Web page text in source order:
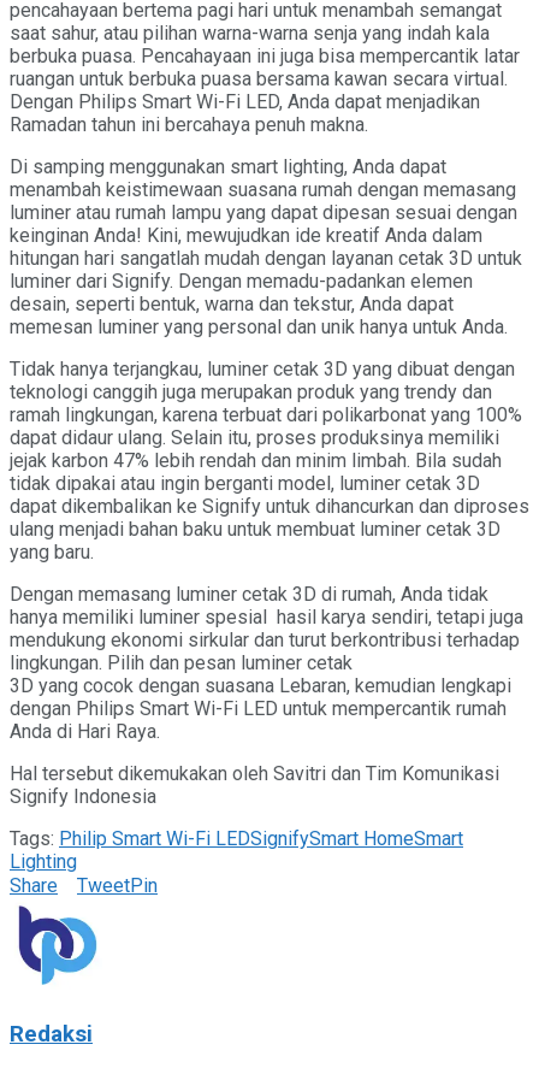
pencahayaan bertema pagi hari untuk menambah semangat
saat sahur, atau pilihan warna-warna senja yang indah kala
berbuka puasa. Pencahayaan ini juga bisa mempercantik latar
ruangan untuk berbuka puasa bersama kawan secara virtual.
Dengan Philips Smart Wi-Fi LED, Anda dapat menjadikan
Ramadan tahun ini bercahaya penuh makna.
Di samping menggunakan smart lighting, Anda dapat
menambah keistimewaan suasana rumah dengan memasang
luminer atau rumah lampu yang dapat dipesan sesuai dengan
keinginan Anda! Kini, mewujudkan ide kreatif Anda dalam
hitungan hari sangatlah mudah dengan layanan cetak 3D untuk
luminer dari Signify. Dengan memadu-padankan elemen
desain, seperti bentuk, warna dan tekstur, Anda dapat
memesan luminer yang personal dan unik hanya untuk Anda.
Tidak hanya terjangkau, luminer cetak 3D yang dibuat dengan
teknologi canggih juga merupakan produk yang trendy dan
ramah lingkungan, karena terbuat dari polikarbonat yang 100%
dapat didaur ulang. Selain itu, proses produksinya memiliki
jejak karbon 47% lebih rendah dan minim limbah. Bila sudah
tidak dipakai atau ingin berganti model, luminer cetak 3D
dapat dikembalikan ke Signify untuk dihancurkan dan diproses
ulang menjadi bahan baku untuk membuat luminer cetak 3D
yang baru.
Dengan memasang luminer cetak 3D di rumah, Anda tidak
hanya memiliki luminer spesial hasil karya sendiri, tetapi juga
mendukung ekonomi sirkular dan turut berkontribusi terhadap
lingkungan. Pilih dan pesan luminer cetak
3D yang cocok dengan suasana Lebaran, kemudian lengkapi
dengan Philips Smart Wi-Fi LED untuk mempercantik rumah
Anda di Hari Raya.
Hal tersebut dikemukakan oleh Savitri dan Tim Komunikasi
Signify Indonesia
Tags: Philip Smart Wi-Fi LEDSignifySmart HomeSmart
Lighting
Share
TweetPin
Redaksi